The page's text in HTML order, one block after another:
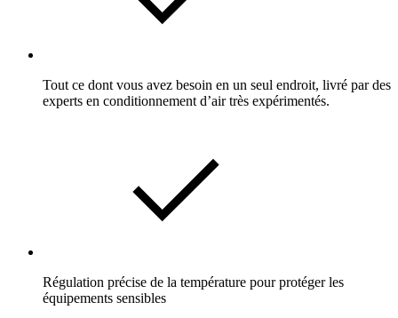
Tout ce dont vous avez besoin en un seul endroit, livré par des
experts en conditionnement d’air très expérimentés.
Régulation précise de la température pour protéger les
équipements sensibles